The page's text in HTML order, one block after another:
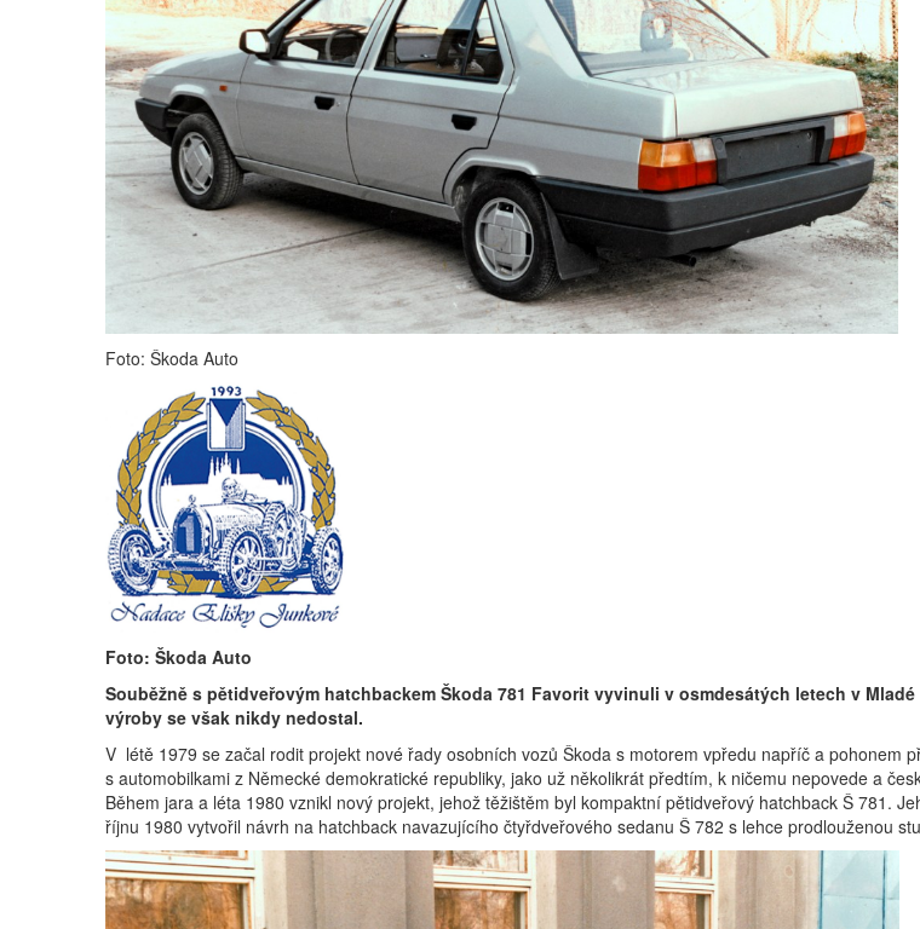
Foto: Škoda Auto
Foto: Škoda Auto
Souběžně s pětidveřovým hatchbackem Škoda 781 Favorit vyvinuli v osmdesátých letech v
výroby se však nikdy nedostal.
V létě 1979 se začal rodit projekt nové řady osobních vozů Škoda s motorem vpředu napříč a pohonem
s automobilkami z Německé demokratické republiky, jako už několikrát předtím, k ničemu nepovede a
Během jara a léta 1980 vznikl nový projekt, jehož těžištěm byl kompaktní pětidveřový hatchback Š 781.
říjnu 1980 vytvořil návrh na hatchback navazujícího čtyř­dveřového sedanu Š 782 s lehce prodlouženou